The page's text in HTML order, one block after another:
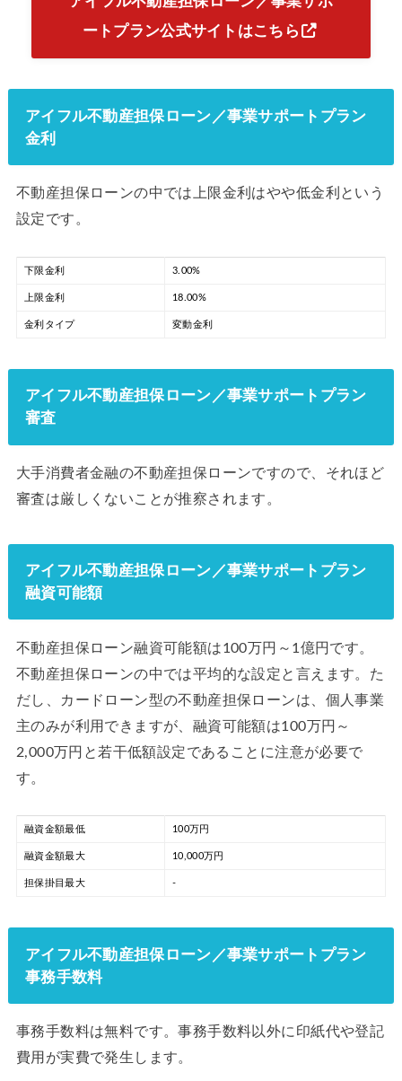
ートプラン公式サイトはこちら
アイフル不動産担保ローン／事業サポートプラン
金利
不動産担保ローンの中では上限金利はやや低金利という
設定です。
下限金利 3.00%
上限金利 18.00%
金利タイプ 変動金利
アイフル不動産担保ローン／事業サポートプラン
審査
大手消費者金融の不動産担保ローンですので、それほど
審査は厳しくないことが推察されます。
アイフル不動産担保ローン／事業サポートプラン
融資可能額
不動産担保ローン融資可能額は100万円～1億円です。
不動産担保ローンの中では平均的な設定と言えます。た
だし、カードローン型の不動産担保ローンは、個人事業
主のみが利用できますが、融資可能額は100万円～
2,000万円と若干低額設定であることに注意が必要で
す。
融資金額最低 100万円
融資金額最大 10,000万円
担保掛目最大 -
アイフル不動産担保ローン／事業サポートプラン
事務手数料
事務手数料は無料です。事務手数料以外に印紙代や登記
費用が実費で発生します。